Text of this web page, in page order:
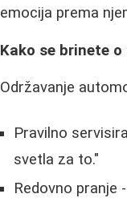
emocija prema
Kako se brinete
Održavanje
Pravilno
svetla za to."
Redovno pranje